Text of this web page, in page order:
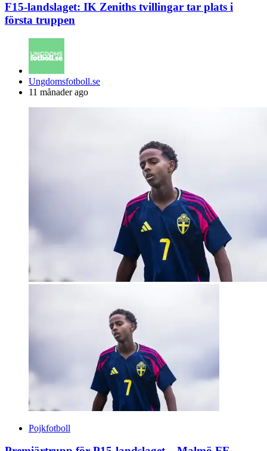
F15-landslaget: IK Zeniths tvillingar tar plats i
första truppen
Posted
by
Ungdomsfotboll.se
11 månader ago
Pojkfotboll